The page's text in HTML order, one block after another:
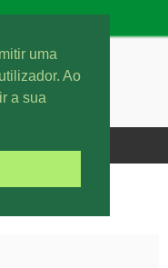
uma
Ao
a sua